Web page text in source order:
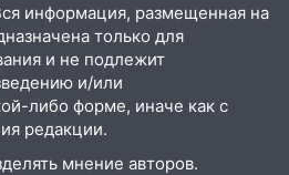
директора фирмы
налогов на 48
питбайке сбил
двое
информация, размещенная на
только для
и не подлежит
и/или
либо форме, иначе как с
редакции.
мнение авторов.